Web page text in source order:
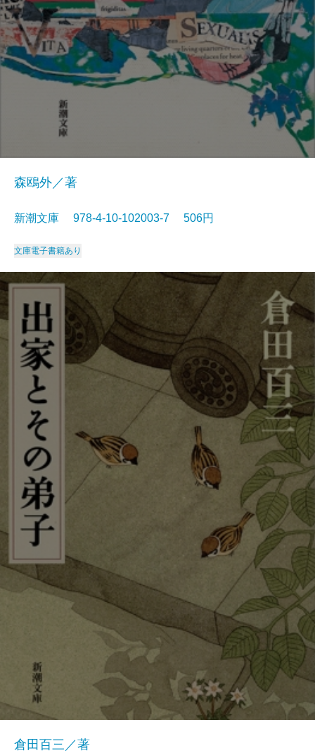
森鴎外／著
新潮文庫 978-4-10-102003-7 506円
文庫電子書籍あり
倉田百三／著